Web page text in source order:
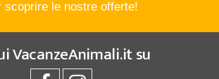
scoprire le nostre offerte!
VacanzeAnimali.itsu